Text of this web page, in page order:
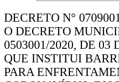
DECRETO N°
O DECRETO
0503001/2020, DE 03
QUE INSTITUI
PARA